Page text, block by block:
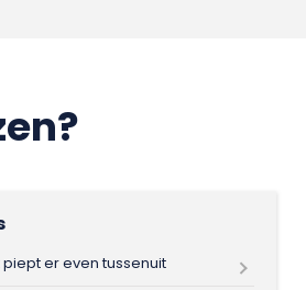
piept er even tussenuit